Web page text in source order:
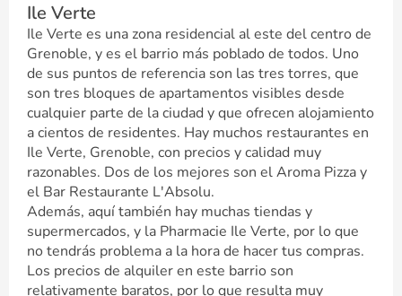
Ile Verte
Ile Verte es una zona residencial al este del centro de
Grenoble, y es el barrio más poblado de todos. Uno
de sus puntos de referencia son las tres torres, que
son tres bloques de apartamentos visibles desde
cualquier parte de la ciudad y que ofrecen alojamiento
a cientos de residentes. Hay muchos restaurantes en
Ile Verte, Grenoble, con precios y calidad muy
razonables. Dos de los mejores son el Aroma Pizza y
el Bar Restaurante L'Absolu.
Además, aquí también hay muchas tiendas y
supermercados, y la Pharmacie Ile Verte, por lo que
no tendrás problema a la hora de hacer tus compras.
Los precios de alquiler en este barrio son
relativamente baratos, por lo que resulta muy